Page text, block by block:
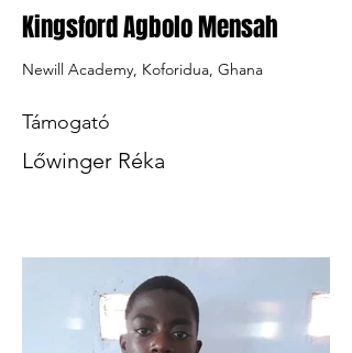
Kingsford Agbolo Mensah
Newill Academy, Koforidua, Ghana
Támogató
Lőwinger Réka